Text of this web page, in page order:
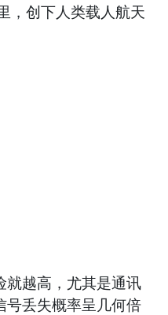
，创下人类载人航天
就越高，尤其是通讯
号丢失概率呈几何倍